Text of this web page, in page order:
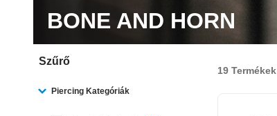
BONE AND HORN
Szűrő
Piercing Kategóriák
19 Termékek